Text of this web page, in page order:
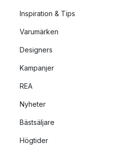
Inspiration & Tips
Varumärken
Designers
Kampanjer
REA
Nyheter
Bästsäljare
Högtider